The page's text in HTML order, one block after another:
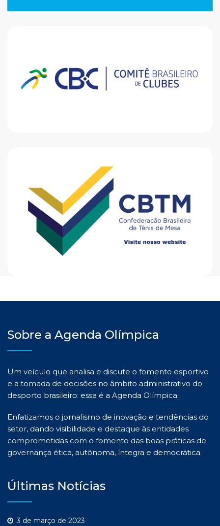
Sobre a Agenda Olímpica
Um veículo que analisa e discute o fomento esportivo
e a tomada de decisões no âmbito administrativo do
desporto brasileiro: essa é a Agenda Olímpica.
Enfatizamos o jornalismo de inovação e tendências do
setor, dando visibilidade e destaque às entidades
comprometidas com o fomento das boas práticas de
governança ética, autônoma, íntegra e democrática.
Últimas Notícias
3 de março de 2023